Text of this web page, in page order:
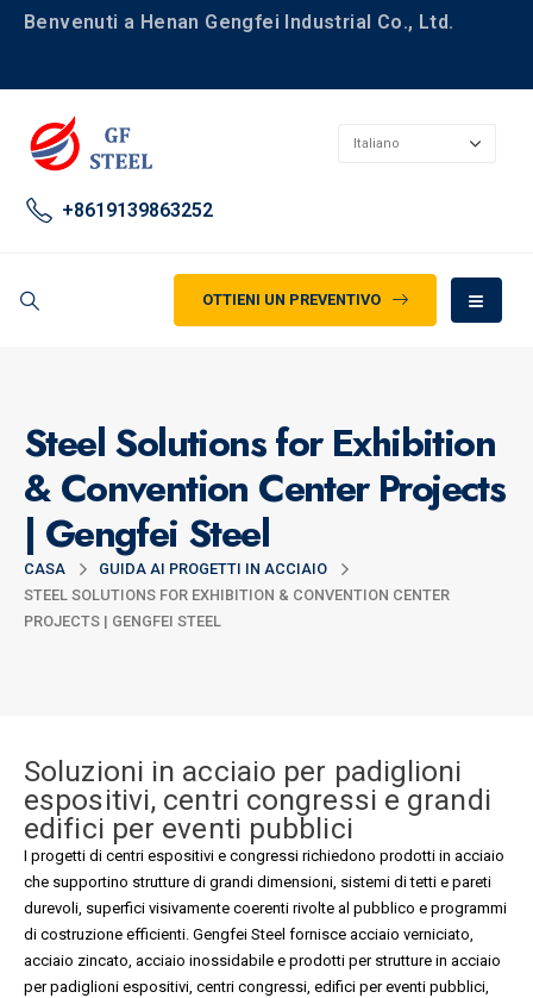
Benvenuti a Henan Gengfei Industrial Co., Ltd.
+8619139863252
OTTIENI UN PREVENTIVO
Steel Solutions for Exhibition
& Convention Center Projects
| Gengfei Steel
CASA
GUIDA AI PROGETTI IN ACCIAIO
STEEL SOLUTIONS FOR EXHIBITION & CONVENTION CENTER
PROJECTS | GENGFEI STEEL
Soluzioni in acciaio per padiglioni
espositivi, centri congressi e grandi
edifici per eventi pubblici
I progetti di centri espositivi e congressi richiedono prodotti in acciaio
che supportino strutture di grandi dimensioni, sistemi di tetti e pareti
durevoli, superfici visivamente coerenti rivolte al pubblico e programmi
di costruzione efficienti. Gengfei Steel fornisce acciaio verniciato,
acciaio zincato, acciaio inossidabile e prodotti per strutture in acciaio
per padiglioni espositivi, centri congressi, edifici per eventi pubblici,